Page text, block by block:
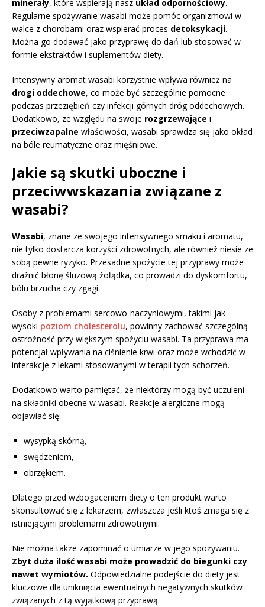
minerały, które wspierają nasz układ odpornościowy.
Regularne spożywanie wasabi może pomóc organizmowi w
walce z chorobami oraz wspierać proces detoksykacji.
Można go dodawać jako przyprawę do dań lub stosować w
formie ekstraktów i suplementów diety.
Intensywny aromat wasabi korzystnie wpływa również na
drogi oddechowe, co może być szczególnie pomocne
podczas przeziębień czy infekcji górnych dróg oddechowych.
Dodatkowo, ze względu na swoje rozgrzewające i
przeciwzapalne właściwości, wasabi sprawdza się jako okład
na bóle reumatyczne oraz mięśniowe.
Jakie są skutki uboczne i
przeciwwskazania związane z
wasabi?
Wasabi, znane ze swojego intensywnego smaku i aromatu,
nie tylko dostarcza korzyści zdrowotnych, ale również niesie ze
sobą pewne ryzyko. Przesadne spożycie tej przyprawy może
drażnić błonę śluzową żołądka, co prowadzi do dyskomfortu,
bólu brzucha czy zgagi.
Osoby z problemami sercowo-naczyniowymi, takimi jak
wysoki poziom cholesterolu, powinny zachować szczególną
ostrożność przy większym spożyciu wasabi. Ta przyprawa ma
potencjał wpływania na ciśnienie krwi oraz może wchodzić w
interakcje z lekami stosowanymi w terapii tych schorzeń.
Dodatkowo warto pamiętać, że niektórzy mogą być uczuleni
na składniki obecne w wasabi. Reakcje alergiczne mogą
objawiać się:
wysypką skórną,
swędzeniem,
obrzękiem.
Dlatego przed wzbogaceniem diety o ten produkt warto
skonsultować się z lekarzem, zwłaszcza jeśli ktoś zmaga się z
istniejącymi problemami zdrowotnymi.
Nie można także zapominać o umiarze w jego spożywaniu.
Zbyt duża ilość wasabi może prowadzić do biegunki czy
nawet wymiotów. Odpowiedzialne podejście do diety jest
kluczowe dla uniknięcia ewentualnych negatywnych skutków
związanych z tą wyjątkową przyprawą.